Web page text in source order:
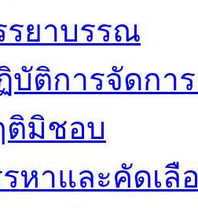
รยาบรรณ
ติการจัดการ
ติมิชอบ
หาและคัดเลื